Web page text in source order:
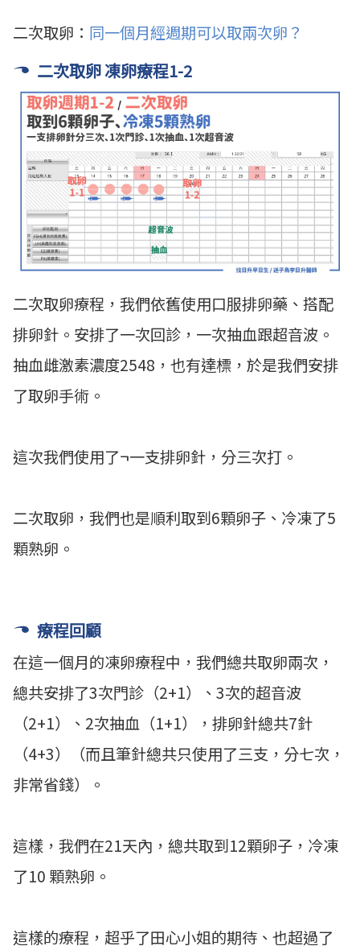
二次取卵： 同一個月經週期可以取兩次卵？
二次取卵 凍卵療程1-2
二次取卵療程，我們依舊使用口服排卵藥、搭配
排卵針。安排了一次回診，一次抽血跟超音波。
抽血雌激素濃度2548，也有達標，於是我們安排
了取卵手術。
這次我們使用了¬一支排卵針，分三次打。
二次取卵，我們也是順利取到6顆卵子、冷凍了5
顆熟卵。
療程回顧
在這一個月的凍卵療程中，我們總共取卵兩次，
總共安排了3次門診（2+1）、3次的超音波
（2+1）、2次抽血（1+1），排卵針總共7針
（4+3）（而且筆針總共只使用了三支，分七次，
非常省錢）。
這樣，我們在21天內，總共取到12顆卵子，冷凍
了10 顆熟卵。
這樣的療程，超乎了田心小姐的期待、也超過了